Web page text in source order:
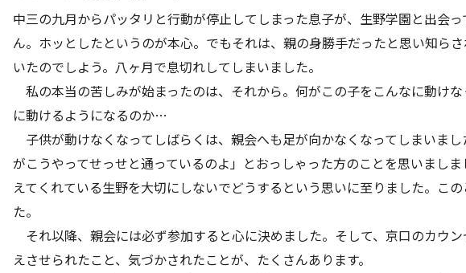
中三の九月からパッタリと行動が停止してしまった息子が、生野学園と出会
ん。ホッとしたというのが本心。でもそれは、親の身勝手だったと思い知ら
いたのでしよう。八ヶ月で息切れしてしまいました。
私の本当の苦しみが始まったのは、それから。何がこの子をこんなに動け
に動けるようになるのか…
子供が動けなくなってしばらくは、親会へも足が向かなくなってしまいま
がこうやってせっせと通っているのよ」とおっしゃった方のことを思いまし
えてくれている生野を大切にしないでどうするという思いに至りました。こ
た。
それ以降、親会には必ず参加すると心に決めました。そして、京口のカウ
えさせられたこと、気づかされたことが、たくさんあります。